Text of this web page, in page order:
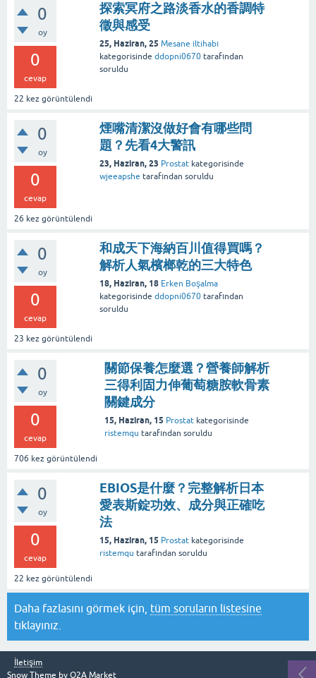
0
oy
0
cevap
22 kez görüntülendi
探索冥府之路淡香水的香調特
徵與感受
25, Haziran, 25 Mesane iltihabı
kategorisinde ddopni0670 tarafından
soruldu
0
oy
0
cevap
26 kez görüntülendi
煙嘴清潔沒做好會有哪些問
題？先看4大警訊
23, Haziran, 23 Prostat kategorisinde
wjeeapshe tarafından soruldu
0
oy
0
cevap
23 kez görüntülendi
和成天下海納百川值得買嗎？
解析人氣檳榔乾的三大特色
18, Haziran, 18 Erken Boşalma
kategorisinde ddopni0670 tarafından
soruldu
0
oy
0
cevap
706 kez görüntülendi
關節保養怎麼選？營養師解析
三得利固力伸葡萄糖胺軟骨素
關鍵成分
15, Haziran, 15 Prostat kategorisinde
ristemqu tarafından soruldu
0
oy
0
cevap
22 kez görüntülendi
EBIOS是什麼？完整解析日本
愛表斯錠功效、成分與正確吃
法
15, Haziran, 15 Prostat kategorisinde
ristemqu tarafından soruldu
Daha fazlasını görmek için, tüm soruların listesine
tıklayınız.
İletişim
Snow Theme by Q2A Market